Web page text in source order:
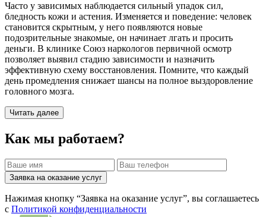
Часто у зависимых наблюдается сильный упадок сил,
бледность кожи и астения. Изменяется и поведение: человек
становится скрытным, у него появляются новые
подозрительные знакомые, он начинает лгать и просить
деньги. В клинике Союз наркологов первичной осмотр
позволяет выявил стадию зависимости и назначить
эффективную схему восстановления. Помните, что каждый
день промедления снижает шансы на полное выздоровление
головного мозга.
Читать далее
Как мы работаем?
Заявка на оказание услуг
Нажимая кнопку “Заявка на оказание услуг”, вы соглашаетесь
с Политикой конфиденциальности